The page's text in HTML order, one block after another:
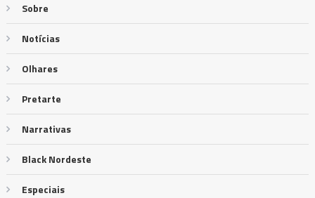
Sobre
Notícias
Olhares
Pretarte
Narrativas
Black Nordeste
Especiais